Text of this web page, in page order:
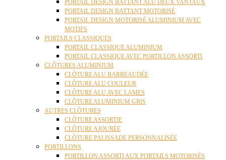
PORTAIL DESIGN BATTANT ALU DEUX VANTAUX
PORTAIL DESIGN BATTANT MOTORISÉ
PORTAIL DESIGN MOTORISÉ ALUMINIUM AVEC
MOTIFS
PORTAILS CLASSIQUES
PORTAIL CLASSIQUE ALUMINIUM
PORTAIL CLASSIQUE AVEC PORTILLON ASSORTI
CLÔTURES ALUMINIUM
CLÔTURE ALU BARREAUDÉE
CLÔTURE ALU COULEUR
CLÔTURE ALU AVEC LAMES
CLÔTURE ALUMINIUM GRIS
AUTRES CLÔTURES
CLÔTURE ASSORTIE
CLÔTURE AJOURÉE
CLÔTURE PALISSADE PERSONNALISÉE
PORTILLONS
PORTILLON ASSORTI AUX PORTAILS MOTORISÉS